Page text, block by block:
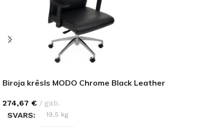
Biroja krēsls MODO Chrome Black Leather
274,67 €
gab.
SVARS
19,5 kg